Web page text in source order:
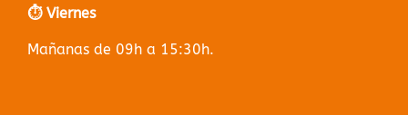
⏱️ Viernes
Mañanas de 09h a 15:30h.